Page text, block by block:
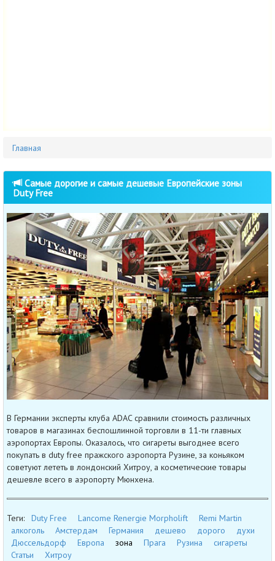
Главная
Cамые дорогие и самые дешевые Европейские зоны
Duty Free
В Германии эксперты клуба ADAC сравнили стоимость различных
товаров в магазинах беспошлинной торговли в 11-ти главных
аэропортах Европы. Оказалось, что сигареты выгоднее всего
покупать в duty free пражского аэропорта Рузине, за коньяком
советуют лететь в лондонский Хитроу, а косметические товары
дешевле всего в аэропорту Мюнхена.
Теги: Duty Free Lancome Renergie Morpholift
Remi Martin
алкоголь
Амстердам Германия дешево дорого
духи
Дюссельдорф
Европа зона Прага Рузина
сигареты
Статьи
Хитроу